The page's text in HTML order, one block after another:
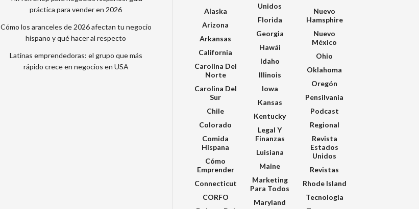
práctica para vender en 2026
Cómo los aranceles de 2026 afectan tu negocio
hispano y qué hacer al respecto
Latinas emprendedoras: el grupo que más
rápido crece en negocios en USA
Alaska
Arizona
Arkansas
California
Carolina Del
Norte
Carolina Del
Sur
Chile
Colorado
Comida
Hispana
Cómo
Emprender
Connecticut
CORFO
Unidos
Florida
Georgia
Hawái
Idaho
Illinois
Iowa
Kansas
Kentucky
Legal Y
Finanzas
Luisiana
Maine
Marketing
Para Todos
Maryland
Nuevo
Hamsphire
Nuevo
México
Ohio
Oklahoma
Oregón
Pensilvania
Podcast
Regional
Revista
Estados
Unidos
Revistas
Rhode Island
Tecnologia